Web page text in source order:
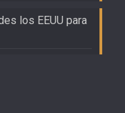
los EEUU para